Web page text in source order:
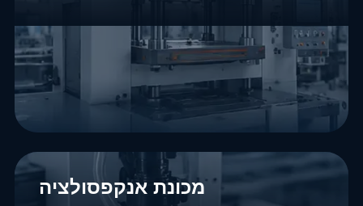
מכונת אנקפסולציה